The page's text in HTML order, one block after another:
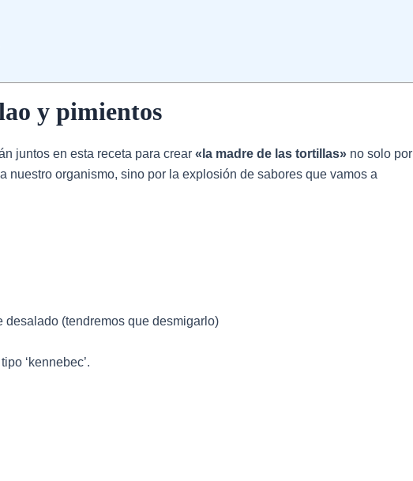
y pimientos
juntos en esta receta para crear «la madre de las tortillas» no solo por
nuestro organismo, sino por la explosión de sabores que vamos a
desalado (tendremos que desmigarlo)
‘kennebec’.